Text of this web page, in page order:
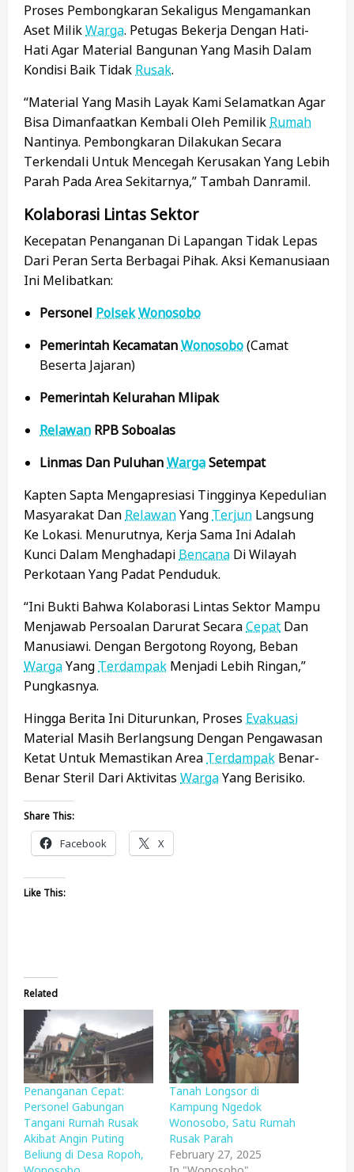
Proses Pembongkaran Sekaligus Mengamankan
Aset MilikWarga. Petugas Bekerja Dengan Hati-
Hati Agar Material Bangunan Yang Masih Dalam
Kondisi Baik Tidak Rusak.
“Material Yang Masih Layak Kami Selamatkan Agar
Bisa Dimanfaatkan Kembali Oleh Pemilik Rumah
Nantinya. Pembongkaran Dilakukan Secara
Terkendali Untuk Mencegah Kerusakan Yang Lebih
Parah Pada Area Sekitarnya,” Tambah Danramil.
Kolaborasi Lintas Sektor
Kecepatan Penanganan Di Lapangan Tidak Lepas
Dari Peran Serta Berbagai Pihak. Aksi Kemanusiaan
Ini Melibatkan:
Personel PolsekWonosobo
Pemerintah KecamatanWonosobo(Camat
Beserta Jajaran)
Pemerintah Kelurahan Mlipak
Relawan RPB Soboalas
Linmas Dan PuluhanWargaSetempat
Kapten Sapta Mengapresiasi Tingginya Kepedulian
Masyarakat Dan RelawanYang Terjun Langsung
Ke Lokasi. Menurutnya, Kerja Sama Ini Adalah
Kunci Dalam Menghadapi Bencana Di Wilayah
Perkotaan Yang Padat Penduduk.
“Ini Bukti Bahwa Kolaborasi Lintas Sektor Mampu
Menjawab Persoalan Darurat SecaraCepat Dan
Manusiawi. Dengan Bergotong Royong, Beban
WargaYang Terdampak Menjadi Lebih Ringan,”
Pungkasnya.
Hingga Berita Ini Diturunkan, Proses Evakuasi
Material Masih Berlangsung Dengan Pengawasan
Ketat Untuk Memastikan Area Terdampak Benar-
Benar Steril Dari Aktivitas WargaYang Berisiko.
Share This:
Facebook X
Like This:
Related
Penanganan Cepat:
Personel Gabungan
Tangani Rumah Rusak
Akibat Angin Puting
Beliung di Desa Ropoh,
Tanah Longsor di
Kampung Ngedok
Wonosobo, Satu Rumah
Rusak Parah
February 27, 2025